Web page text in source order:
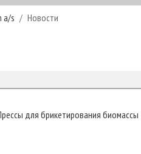
a/s
Новости
для брикетирования биомассы